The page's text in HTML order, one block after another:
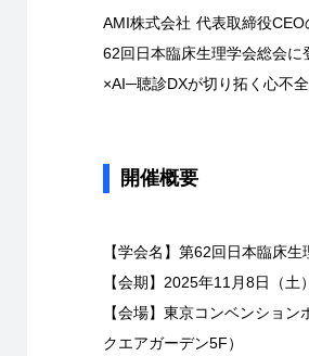
AMI株式会社 代表取締役
62回日本臨床生理学会総会に
×AI─聴診DXが切り拓く心不
開催概要
【学会名】第62回日本臨床生
【会期】2025年11月8日（土
【会場】東京コンベンショ
クエアガーデン5F）